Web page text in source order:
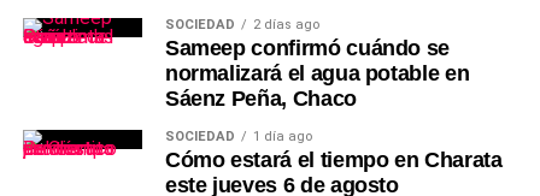
SOCIEDAD 2 días ago
Sameep confirmó cuándo se
normalizará el agua potable en
Sáenz Peña, Chaco
SOCIEDAD 1 día ago
Cómo estará el tiempo en Charata
este jueves 6 de agosto